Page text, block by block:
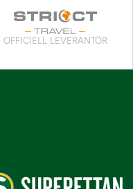
OFFICIELL LEVERANTÖR